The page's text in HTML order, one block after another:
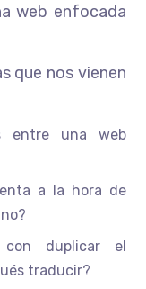
web enfocada
que nos vienen
entre una web
a la hora de
con duplicar el
traducir?